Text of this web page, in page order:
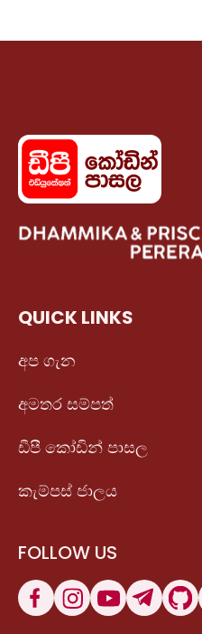
QUICK LINKS
අප ගැන
අමතර සම්පත්
ඩීපී කෝඩින් පාසල
කැම්පස් ජාලය
FOLLOW US